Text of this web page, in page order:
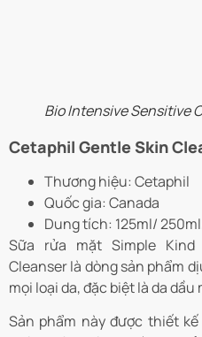
Bio Intensive Sensitive
Cetaphil Gentle Skin
Thương hiệu: Cetaphil
Quốc gia: Canada
Dung tích: 125ml/
Sữa rửa mặt Simple Kind
Cleanser là dòng sản phẩm
mọi loại da, đặc biệt là da dầu
Sản phẩm này được thiết